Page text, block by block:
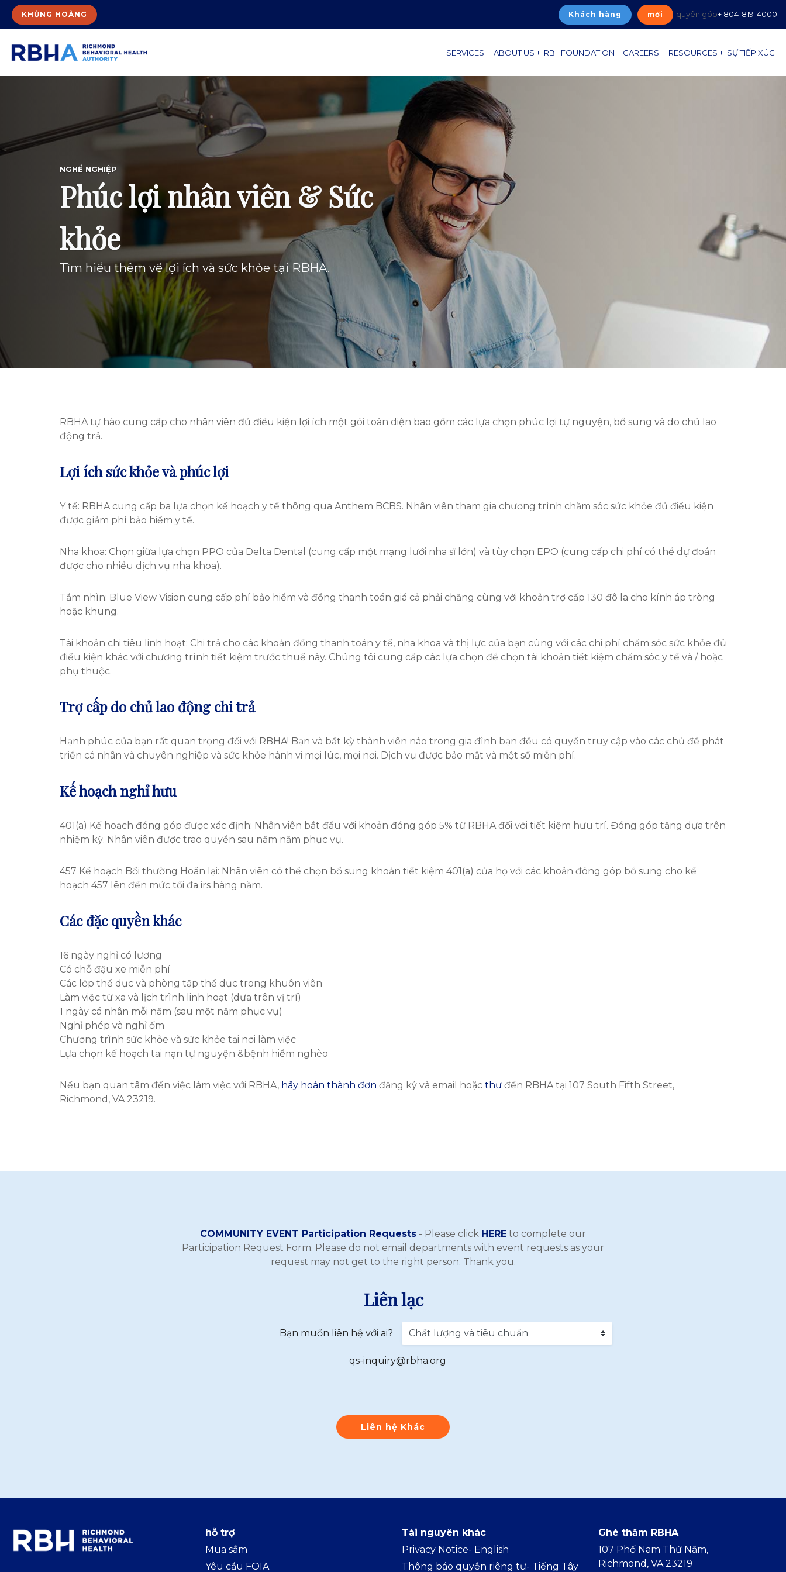
KHỦNG HOẢNG Khách hàng mới quyên góp+ 804-819-4000
SERVICES + ABOUT US + RBHFOUNDATION CAREERS + RESOURCES + SỰ TIẾP XÚC
NGHỀ NGHIỆP
Phúc lợi nhân viên & Sức
khỏe
Tìm hiểu thêm về lợi ích và sức khỏe tại RBHA.
RBHA tự hào cung cấp cho nhân viên đủ điều kiện lợi ích một gói toàn diện bao gồm các lựa chọn phúc lợi tự nguyện, bổ sung và do chủ lao
động trả.
Lợi ích sức khỏe và phúc lợi
Y tế: RBHA cung cấp ba lựa chọn kế hoạch y tế thông qua Anthem BCBS. Nhân viên tham gia chương trình chăm sóc sức khỏe đủ điều kiện
được giảm phí bảo hiểm y tế.
Nha khoa: Chọn giữa lựa chọn PPO của Delta Dental (cung cấp một mạng lưới nha sĩ lớn) và tùy chọn EPO (cung cấp chi phí có thể dự đoán
được cho nhiều dịch vụ nha khoa).
Tầm nhìn: Blue View Vision cung cấp phí bảo hiểm và đồng thanh toán giá cả phải chăng cùng với khoản trợ cấp 130 đô la cho kính áp tròng
hoặc khung.
Tài khoản chi tiêu linh hoạt: Chi trả cho các khoản đồng thanh toán y tế, nha khoa và thị lực của bạn cùng với các chi phí chăm sóc sức khỏe đủ
điều kiện khác với chương trình tiết kiệm trước thuế này. Chúng tôi cung cấp các lựa chọn để chọn tài khoản tiết kiệm chăm sóc y tế và / hoặc
phụ thuộc.
Trợ cấp do chủ lao động chi trả
Hạnh phúc của bạn rất quan trọng đối với RBHA! Bạn và bất kỳ thành viên nào trong gia đình bạn đều có quyền truy cập vào các chủ đề phát
triển cá nhân và chuyên nghiệp và sức khỏe hành vi mọi lúc, mọi nơi. Dịch vụ được bảo mật và một số miễn phí.
Kế hoạch nghỉ hưu
401(a) Kế hoạch đóng góp được xác định: Nhân viên bắt đầu với khoản đóng góp 5% từ RBHA đối với tiết kiệm hưu trí. Đóng góp tăng dựa trên
nhiệm kỳ. Nhân viên được trao quyền sau năm năm phục vụ.
457 Kế hoạch Bồi thường Hoãn lại: Nhân viên có thể chọn bổ sung khoản tiết kiệm 401(a) của họ với các khoản đóng góp bổ sung cho kế
hoạch 457 lên đến mức tối đa irs hàng năm.
Các đặc quyền khác
16 ngày nghỉ có lương
Có chỗ đậu xe miễn phí
Các lớp thể dục và phòng tập thể dục trong khuôn viên
Làm việc từ xa và lịch trình linh hoạt (dựa trên vị trí)
1 ngày cá nhân mỗi năm (sau một năm phục vụ)
Nghỉ phép và nghỉ ốm
Chương trình sức khỏe và sức khỏe tại nơi làm việc
Lựa chọn kế hoạch tai nạn tự nguyện &bệnh hiểm nghèo
Nếu bạn quan tâm đến việc làm việc với RBHA, hãy hoàn thành đơn đăng ký và email hoặc thư đến RBHA tại 107 South Fifth Street,
Richmond, VA 23219.
COMMUNITY EVENT Participation Requests - Please click HERE to complete our
Participation Request Form. Please do not email departments with event requests as your
request may not get to the right person. Thank you.
Liên lạc
Bạn muốn liên hệ với ai?
qs-inquiry@rbha.org
Liên hệ Khác
hỗ trợ
Mua sắm
Yêu cầu FOIA
Tài nguyên khác
Privacy Notice- English
Thông báo quyền riêng tư- Tiếng Tây
Ghé thăm RBHA
107 Phố Nam Thứ Năm,
Richmond, VA 23219